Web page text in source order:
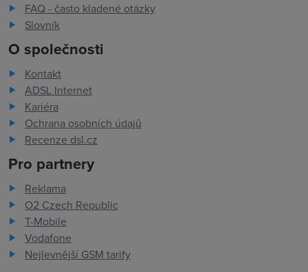
FAQ - často kladené otázky
Slovník
O společnosti
Kontakt
ADSL Internet
Kariéra
Ochrana osobních údajů
Recenze dsl.cz
Pro partnery
Reklama
O2 Czech Republic
T-Mobile
Vodafone
Nejlevnější GSM tarify